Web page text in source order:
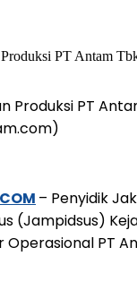
Produksi PT
– Penyidik
(Jampidsus)
PT